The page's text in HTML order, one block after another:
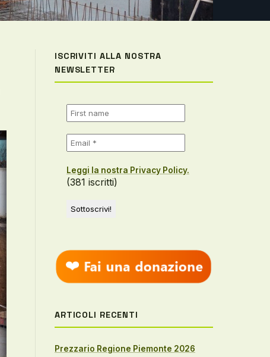
ISCRIVITI ALLA NOSTRA
NEWSLETTER
Leggi la nostra Privacy Policy.
(381 iscritti)
ARTICOLI RECENTI
Prezzario Regione Piemonte 2026